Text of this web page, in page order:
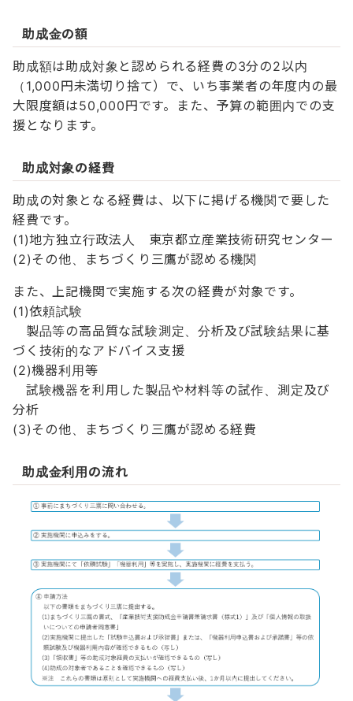
助成金の額
助成額は助成対象と認められる経費の3分の2以内
（1,000円未満切り捨て）で、いち事業者の年度内の最
大限度額は50,000円です。また、予算の範囲内での支
援となります。
助成対象の経費
助成の対象となる経費は、以下に掲げる機関で要した
経費です。
(1)地方独立行政法人 東京都立産業技術研究センター
(2)その他、まちづくり三鷹が認める機関
また、上記機関で実施する次の経費が対象です。
(1)依頼試験
製品等の高品質な試験測定、分析及び試験結果に基
づく技術的なアドバイス支援
(2)機器利用等
試験機器を利用した製品や材料等の試作、測定及び
分析
(3)その他、まちづくり三鷹が認める経費
助成金利用の流れ